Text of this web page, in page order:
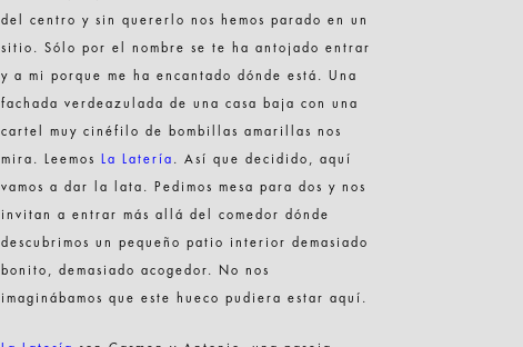
del centro y sin quererlo nos hemos parado en un
sitio. Sólo por el nombre se te ha antojado entrar
y a mi porque me ha encantado dónde está. Una
fachada verdeazulada de una casa baja con una
cartel muy cinéfilo de bombillas amarillas nos
mira. Leemos La Latería . Así que decidido, aquí
vamos a dar la lata. Pedimos mesa para dos y nos
invitan a entrar más allá del comedor dónde
descubrimos un pequeño patio interior demasiado
bonito, demasiado acogedor. No nos
imaginábamos que este hueco pudiera estar aquí.